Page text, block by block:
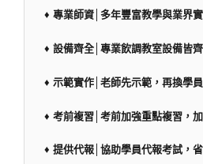
♦ 專業師資│多年豐富教學與業界
♦ 設備齊全│專業飲調教室設備皆
♦ 示範實作│老師先示範，再換學
♦ 考前複習│考前加強重點複習，
♦ 提供代報│協助學員代報考試，